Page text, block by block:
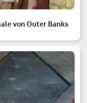
von Outer Banks